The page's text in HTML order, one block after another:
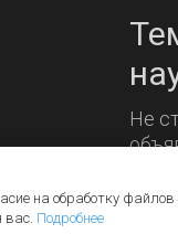
Не
на обработку файлов
вас. Подробнее